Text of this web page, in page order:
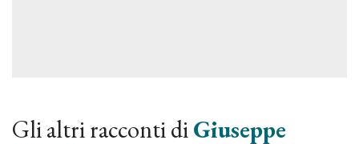
Gli altri racconti diGiuseppe